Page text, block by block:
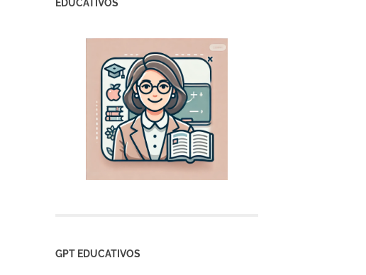
BIBLIOTECA AVANZADA DE PROMPTS
EDUCATIVOS